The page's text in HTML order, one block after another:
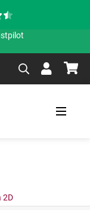
2D